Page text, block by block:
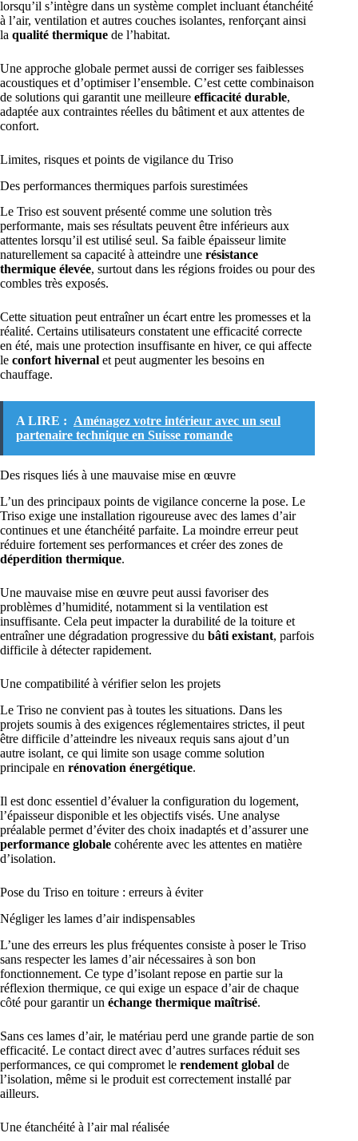
lorsqu’il s’intègre dans un système complet incluant étanchéité
à l’air, ventilation et autres couches isolantes, renforçant ainsi
la qualité thermique de l’habitat.
Une approche globale permet aussi de corriger ses faiblesses
acoustiques et d’optimiser l’ensemble. C’est cette combinaison
de solutions qui garantit une meilleure efficacité durable,
adaptée aux contraintes réelles du bâtiment et aux attentes de
confort.
Limites, risques et points de vigilance du Triso
Des performances thermiques parfois surestimées
Le Triso est souvent présenté comme une solution très
performante, mais ses résultats peuvent être inférieurs aux
attentes lorsqu’il est utilisé seul. Sa faible épaisseur limite
naturellement sa capacité à atteindre une résistance
thermique élevée, surtout dans les régions froides ou pour des
combles très exposés.
Cette situation peut entraîner un écart entre les promesses et la
réalité. Certains utilisateurs constatent une efficacité correcte
en été, mais une protection insuffisante en hiver, ce qui affecte
le confort hivernal et peut augmenter les besoins en
chauffage.
A LIRE : Aménagez votre intérieur avec un seul
partenaire technique en Suisse romande
Des risques liés à une mauvaise mise en œuvre
L’un des principaux points de vigilance concerne la pose. Le
Triso exige une installation rigoureuse avec des lames d’air
continues et une étanchéité parfaite. La moindre erreur peut
réduire fortement ses performances et créer des zones de
déperdition thermique.
Une mauvaise mise en œuvre peut aussi favoriser des
problèmes d’humidité, notamment si la ventilation est
insuffisante. Cela peut impacter la durabilité de la toiture et
entraîner une dégradation progressive du bâti existant, parfois
difficile à détecter rapidement.
Une compatibilité à vérifier selon les projets
Le Triso ne convient pas à toutes les situations. Dans les
projets soumis à des exigences réglementaires strictes, il peut
être difficile d’atteindre les niveaux requis sans ajout d’un
autre isolant, ce qui limite son usage comme solution
principale en rénovation énergétique.
Il est donc essentiel d’évaluer la configuration du logement,
l’épaisseur disponible et les objectifs visés. Une analyse
préalable permet d’éviter des choix inadaptés et d’assurer une
performance globale cohérente avec les attentes en matière
d’isolation.
Pose du Triso en toiture : erreurs à éviter
Négliger les lames d’air indispensables
L’une des erreurs les plus fréquentes consiste à poser le Triso
sans respecter les lames d’air nécessaires à son bon
fonctionnement. Ce type d’isolant repose en partie sur la
réflexion thermique, ce qui exige un espace d’air de chaque
côté pour garantir un échange thermique maîtrisé.
Sans ces lames d’air, le matériau perd une grande partie de son
efficacité. Le contact direct avec d’autres surfaces réduit ses
performances, ce qui compromet le rendement global de
l’isolation, même si le produit est correctement installé par
ailleurs.
Une étanchéité à l’air mal réalisée